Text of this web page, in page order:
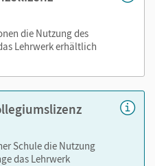
Code zur Freischaltung des
auch auf der Plattform
die Nutzung des
Lehrwerk erhältlich
Schule die Nutzung
das Lehrwerk